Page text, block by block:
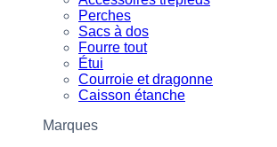
Perches
Sacs à dos
Fourre tout
Étui
Courroie et dragonne
Caisson étanche
Marques